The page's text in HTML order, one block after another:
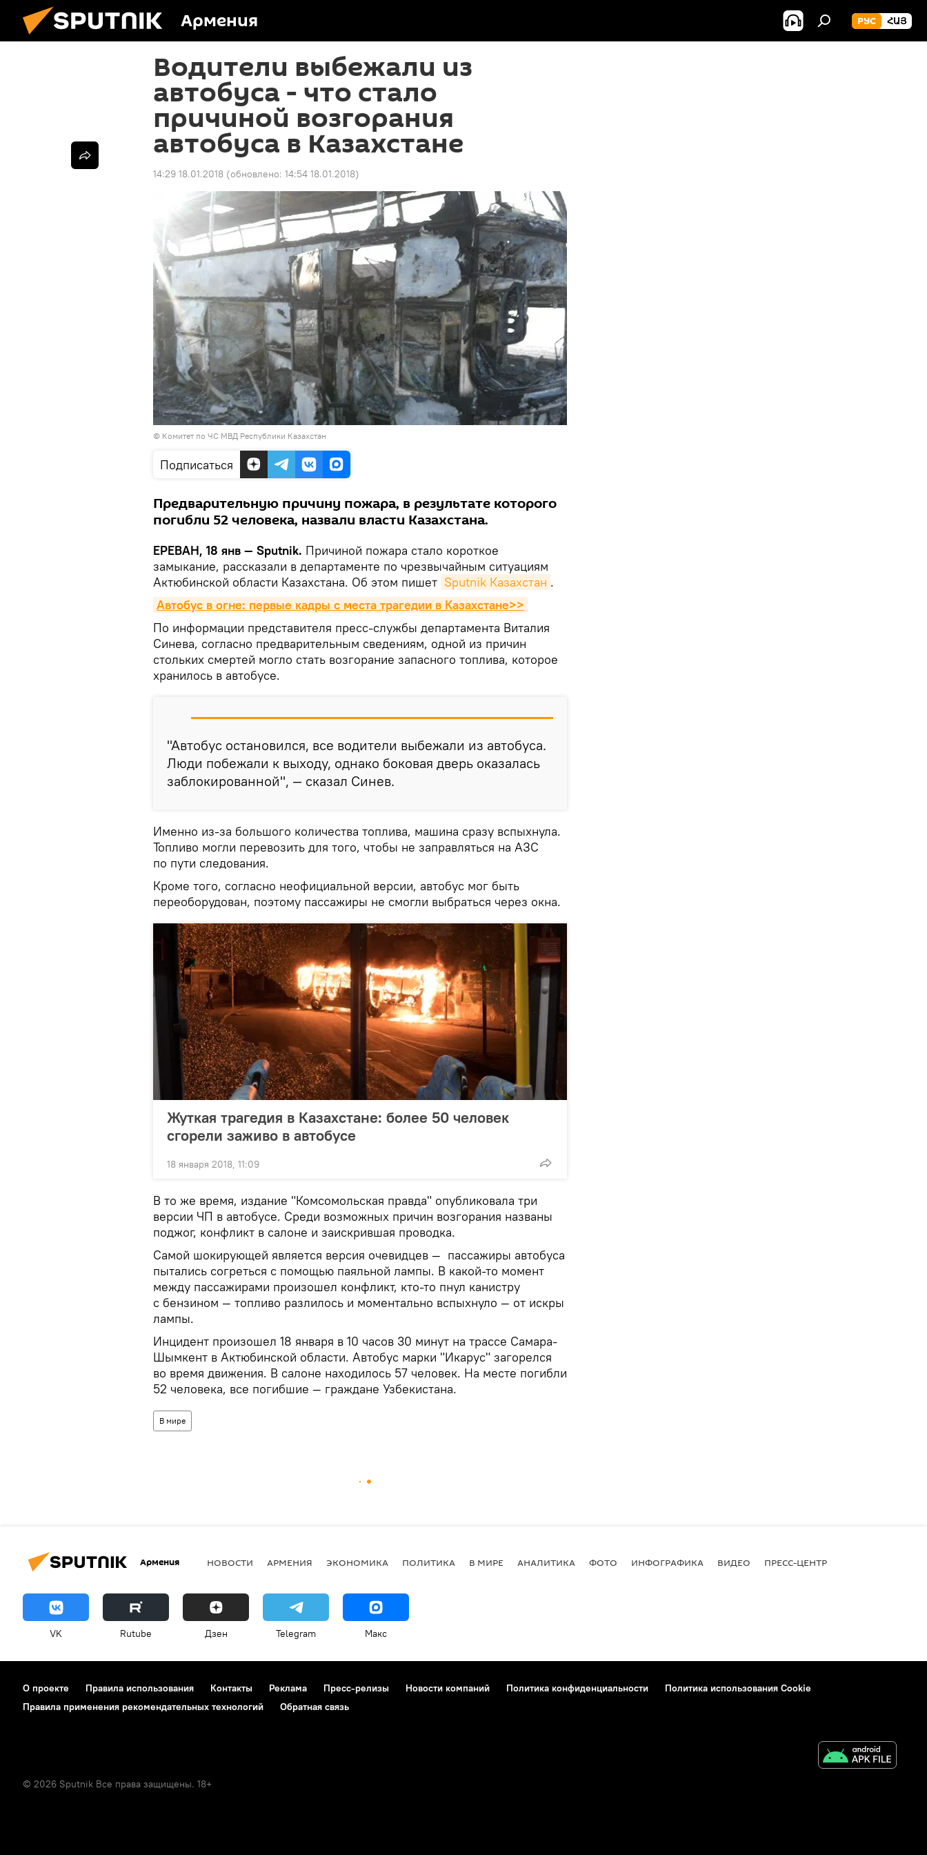
Армения РУС ՀԱՅ
Водители выбежали из
автобуса - что стало
причиной возгорания
автобуса в Казахстане
14:29 18.01.2018 (обновлено: 14:54 18.01.2018)
© Комитет по ЧС МВД Республики Казахстан
Подписаться
Предварительную причину пожара, в результате которого
погибли 52 человека, назвали власти Казахстана.
ЕРЕВАН, 18 янв — Sputnik. Причиной пожара стало короткое
замыкание, рассказали в департаменте по чрезвычайным ситуациям
Актюбинской области Казахстана. Об этом пишет Sputnik Казахстан .
Автобус в огне: первые кадры с места трагедии в Казахстане>>
По информации представителя пресс-службы департамента Виталия
Синева, согласно предварительным сведениям, одной из причин
стольких смертей могло стать возгорание запасного топлива, которое
хранилось в автобусе.
"Автобус остановился, все водители выбежали из автобуса.
Люди побежали к выходу, однако боковая дверь оказалась
заблокированной", — сказал Синев.
Именно из-за большого количества топлива, машина сразу вспыхнула.
Топливо могли перевозить для того, чтобы не заправляться на АЗС
по пути следования.
Кроме того, согласно неофициальной версии, автобус мог быть
переоборудован, поэтому пассажиры не смогли выбраться через окна.
Жуткая трагедия в Казахстане: более 50 человек
сгорели заживо в автобусе
18 января 2018, 11:09
В то же время, издание "Комсомольская правда" опубликовала три
версии ЧП в автобусе. Среди возможных причин возгорания названы
поджог, конфликт в салоне и заискрившая проводка.
Самой шокирующей является версия очевидцев — пассажиры автобуса
пытались согреться с помощью паяльной лампы. В какой-то момент
между пассажирами произошел конфликт, кто-то пнул канистру
с бензином — топливо разлилось и моментально вспыхнуло — от искры
лампы.
Инцидент произошел 18 января в 10 часов 30 минут на трассе Самара-
Шымкент в Актюбинской области. Автобус марки "Икарус" загорелся
во время движения. В салоне находилось 57 человек. На месте погибли
52 человека, все погибшие — граждане Узбекистана.
В мире
Армения НОВОСТИ АРМЕНИЯ ЭКОНОМИКА ПОЛИТИКА В МИРЕ АНАЛИТИКА ФОТО ИНФОГРАФИКА ВИДЕО ПРЕСС-ЦЕНТР
VK Rutube Дзен Telegram Макс
О проекте Правила использования Контакты Реклама Пресс-релизы Новости компаний Политика конфиденциальности
Политика использования Cookie
Правила применения рекомендательных технологий
Обратная связь
© 2026 Sputnik Все права защищены. 18+